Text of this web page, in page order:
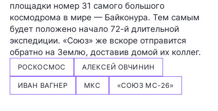
площадки номер 31 самого большого
космодрома в мире — Байконура. Тем самым
будет положено начало 72-й длительной
экспедиции. «Союз» же вскоре отправится
обратно на Землю, доставив домой их коллег.
РОСКОСМОС АЛЕКСЕЙ ОВЧИНИН
ИВАН ВАГНЕР МКС «СОЮЗ МС-26»